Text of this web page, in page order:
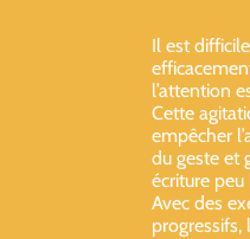
Il est difficile
l’attention
Cette
empêcher
du geste et
écriture peu
Avec des
progressifs,